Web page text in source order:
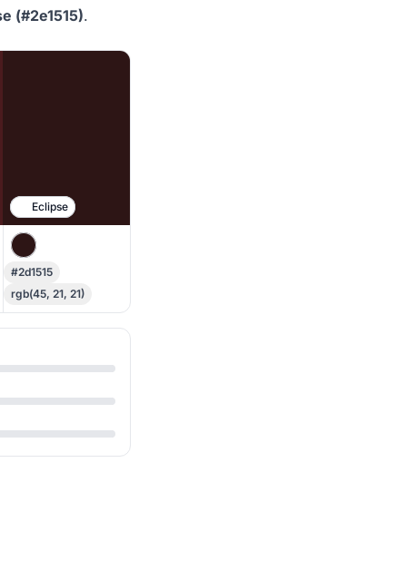
(#2e1515).
Eclipse
#2d1515
rgb(45, 21, 21)